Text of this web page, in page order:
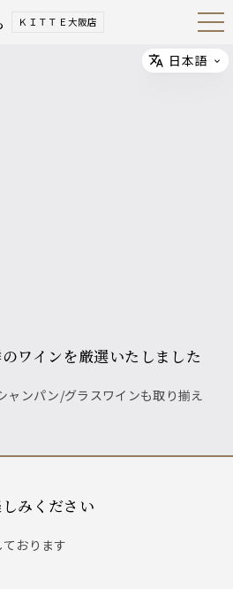
ＫＩＴＴＥ大阪店 Open
Navig
のワインを厳選いたしました
みください
おります
Select
日本語